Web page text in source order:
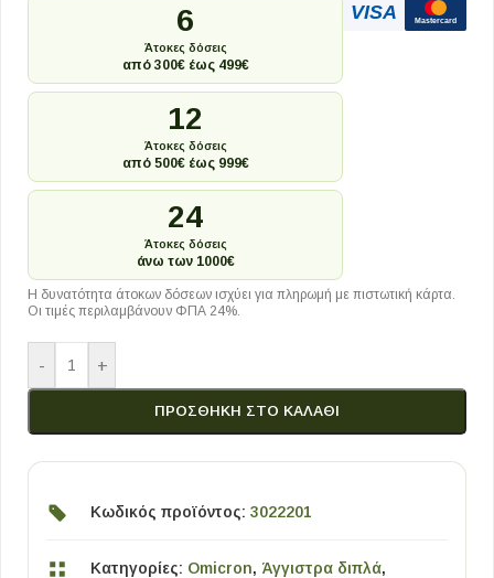
6
Άτοκες δόσεις
από 300€ έως 499€
12
Άτοκες δόσεις
από 500€ έως 999€
24
Άτοκες δόσεις
άνω των 1000€
VISA Mastercard
Η δυνατότητα άτοκων δόσεων ισχύει για πληρωμή με πιστωτική κάρτα.
Οι τιμές περιλαμβάνουν ΦΠΑ 24%.
- +
ΠΡΟΣΘΉΚΗ ΣΤΟ ΚΑΛΆΘΙ
Κωδικός προϊόντος: 3022201
Κατηγορίες: Omicron, Άγγιστρα διπλά,